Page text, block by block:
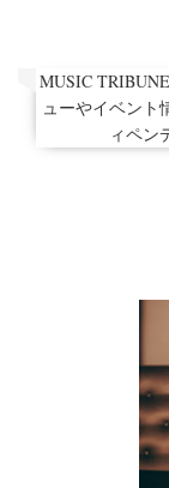
MUSIC
ューやイベント
ィペン